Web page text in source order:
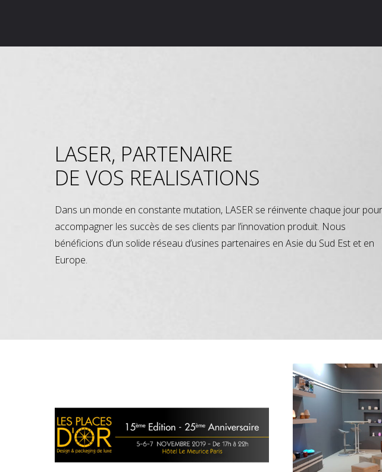
LASER, PARTENAIRE
DE VOS REALISATIONS
Dans un monde en constante mutation, LASER se réinvente chaque jour pour
accompagner les succès de ses clients par l’innovation produit. Nous
bénéficions d’un solide réseau d’usines partenaires en Asie du Sud Est et en
Europe.